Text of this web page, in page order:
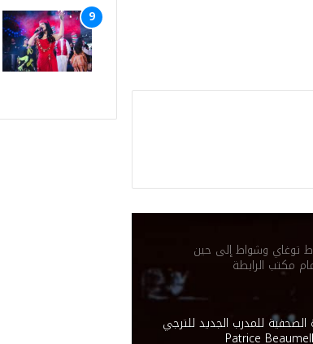
لحسم معركة صنداونز
توغاي وشواط إلى حين
مكتب الرابطة
الصحفية للمدرب الجديد للترجي